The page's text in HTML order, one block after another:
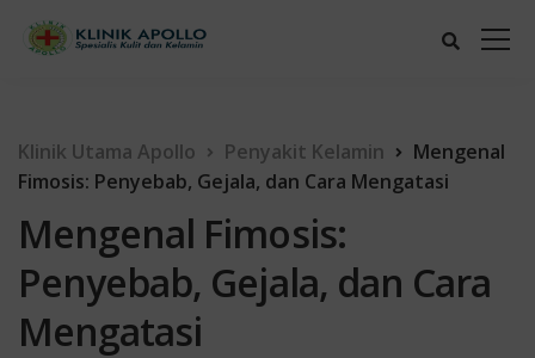
Klinik Utama Apollo Penyakit Kelamin
Mengenal
Fimosis: Penyebab, Gejala, dan Cara Mengatasi
Mengenal Fimosis:
Penyebab, Gejala, dan Cara
Mengatasi